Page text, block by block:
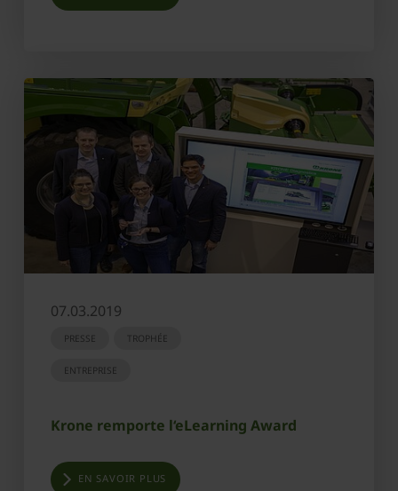
07.03.2019
PRESSE TROPHÉE
ENTREPRISE
Krone remporte l‘eLearning Award
EN SAVOIR PLUS